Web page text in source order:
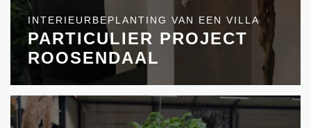
INTERIEURBEPLANTING VAN EEN VILLA
PARTICULIER PROJECT
ROOSENDAAL